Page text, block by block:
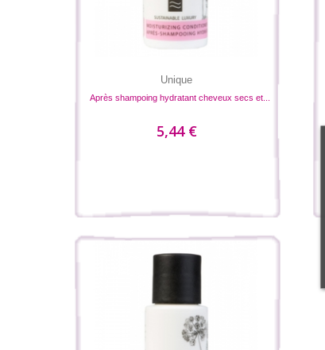
Unique
Après shampoing hydratant cheveux secs et...
5,44 €